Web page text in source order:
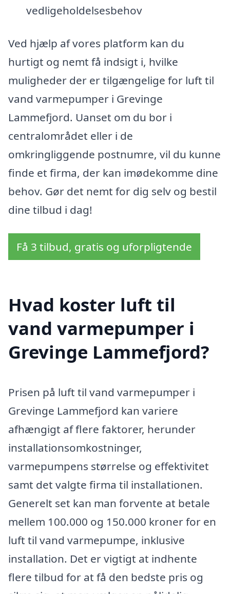
vedligeholdelsesbehov
Ved hjælp af vores platform kan du
hurtigt og nemt få indsigt i, hvilke
muligheder der er tilgængelige for luft til
vand varmepumper i Grevinge
Lammefjord. Uanset om du bor i
centralområdet eller i de
omkringliggende postnumre, vil du kunne
finde et firma, der kan imødekomme dine
behov. Gør det nemt for dig selv og bestil
dine tilbud i dag!
Få 3 tilbud, gratis og uforpligtende
Hvad koster luft til
vand varmepumper i
Grevinge Lammefjord?
Prisen på luft til vand varmepumper i
Grevinge Lammefjord kan variere
afhængigt af flere faktorer, herunder
installationsomkostninger,
varmepumpens størrelse og effektivitet
samt det valgte firma til installationen.
Generelt set kan man forvente at betale
mellem 100.000 og 150.000 kroner for en
luft til vand varmepumpe, inklusive
installation. Det er vigtigt at indhente
flere tilbud for at få den bedste pris og